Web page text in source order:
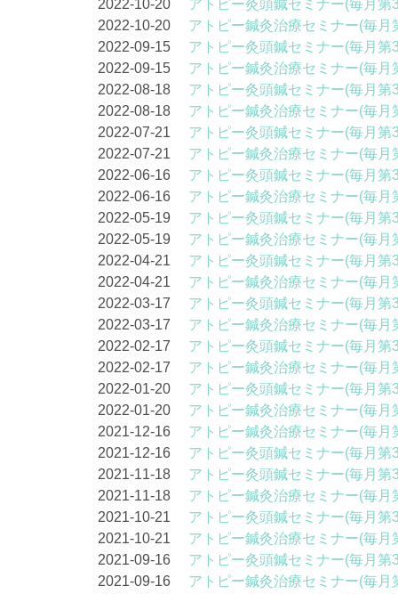
2022-10-20
アトピー灸頭鍼セミナー(毎月第
2022-10-20 アトピー鍼灸治療セミナー(毎月
2022-09-15 アトピー灸頭鍼セミナー(毎月第
2022-09-15 アトピー鍼灸治療セミナー(毎月
2022-08-18 アトピー灸頭鍼セミナー(毎月第
2022-08-18 アトピー鍼灸治療セミナー(毎月
2022-07-21 アトピー灸頭鍼セミナー(毎月第
2022-07-21 アトピー鍼灸治療セミナー(毎月
2022-06-16 アトピー灸頭鍼セミナー(毎月第
2022-06-16 アトピー鍼灸治療セミナー(毎月
2022-05-19 アトピー灸頭鍼セミナー(毎月第
2022-05-19 アトピー鍼灸治療セミナー(毎月
2022-04-21 アトピー灸頭鍼セミナー(毎月第
2022-04-21 アトピー鍼灸治療セミナー(毎月
2022-03-17 アトピー灸頭鍼セミナー(毎月第
2022-03-17 アトピー鍼灸治療セミナー(毎月
2022-02-17 アトピー灸頭鍼セミナー(毎月第
2022-02-17 アトピー鍼灸治療セミナー(毎月
2022-01-20 アトピー灸頭鍼セミナー(毎月第
2022-01-20 アトピー鍼灸治療セミナー(毎月
2021-12-16 アトピー鍼灸治療セミナー(毎月
2021-12-16 アトピー灸頭鍼セミナー(毎月第
2021-11-18 アトピー灸頭鍼セミナー(毎月第
2021-11-18 アトピー鍼灸治療セミナー(毎月
2021-10-21 アトピー灸頭鍼セミナー(毎月第
2021-10-21 アトピー鍼灸治療セミナー(毎月
2021-09-16 アトピー灸頭鍼セミナー(毎月第
2021-09-16 アトピー鍼灸治療セミナー(毎月